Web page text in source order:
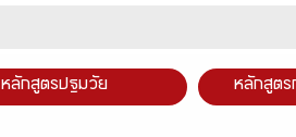
หลักสูตรปฐมวัย หลักสูตร